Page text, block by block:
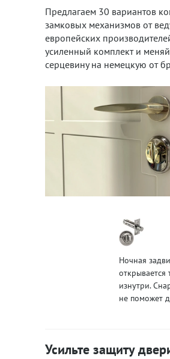
Предлагаем 30 вариантов
замковых механизмов от
европейских
усиленный комплект и
серцевину на немецкую от
Ночная
открывается
изнутри.
не поможет
Усильте защиту